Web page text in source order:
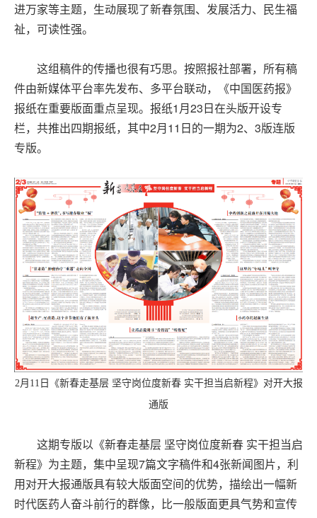
进万家等主题，生动展现了新春氛围、发展活力、民生福
祉，可读性强。
这组稿件的传播也很有巧思。按照报社部署，所有稿
件由新媒体平台率先发布、多平台联动，《中国医药报》
报纸在重要版面重点呈现。报纸1月23日在头版开设专
栏，共推出四期报纸，其中2月11日的一期为2、3版连版
专版。
2月11日《新春走基层 坚守岗位度新春 实干担当启新程》对开大报
通版
这期专版以《新春走基层 坚守岗位度新春 实干担当启
新程》为主题，集中呈现7篇文字稿件和4张新闻图片，利
用对开大报通版具有较大版面空间的优势，描绘出一幅新
时代医药人奋斗前行的群像，比一般版面更具气势和宣传